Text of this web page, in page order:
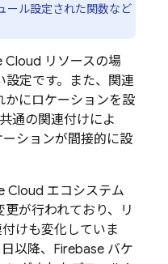
ール設定された関数など
Cloud リソースの場
定です。また、関連
かにロケーションを設
通の関連付けによ
ーションが間接的に設
Cloud エコシステム
が行われており、リ
けも変化していま
以降、Firebase バケ